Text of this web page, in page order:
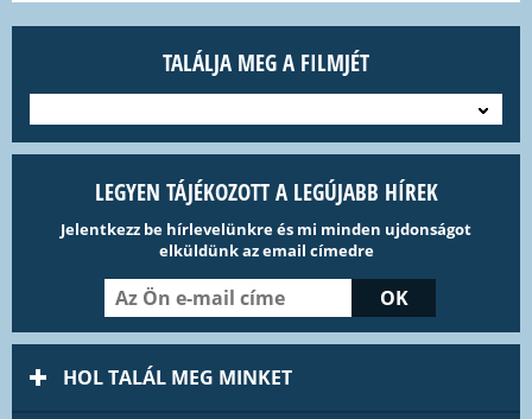
TALÁLJA MEG A FILMJÉT
LEGYEN TÁJÉKOZOTT A LEGÚJABB HÍREK
Jelentkezz be hírlevelünkre és mi minden ujdonságot
elküldünk az email címedre
HOL TALÁL MEG MINKET